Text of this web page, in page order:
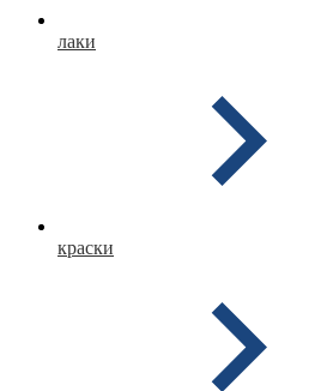
лаки
краски